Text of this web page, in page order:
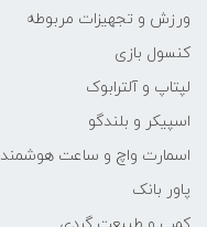
ورزش و تجهیزات مربوطه
کنسول بازی
لپتاپ و آلترابوک
اسپیکر و بلندگو
اسمارت واچ و ساعت هوشمند
پاور بانک